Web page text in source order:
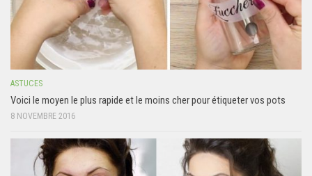
ASTUCES
Voici le moyen le plus rapide et le moins cher pour étiqueter vos pots
8 NOVEMBRE 2016